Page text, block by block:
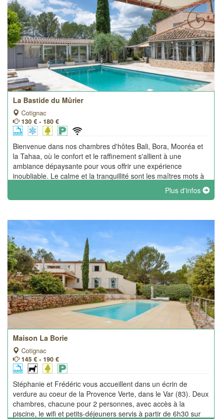
La Bastide du Mûrier
Cotignac
130 € - 180 €
Bienvenue dans nos chambres d'hôtes Bali, Bora, Mooréa et
la Tahaa, où le confort et le raffinement s'allient à une
ambiance dépaysante pour vous offrir une expérience
inoubliable. Le calme et la tranquillité sont les maîtres mots à
Plus d'infos
Maison La Borie
Cotignac
145 € - 190 €
Stéphanie et Frédéric vous accueillent dans un écrin de
verdure au coeur de la Provence Verte, dans le Var (83). Deux
chambres, chacune pour 2 personnes, avec accès à la
piscine, le wifi et petits-déjeuners servis à partir de 6h30 sur